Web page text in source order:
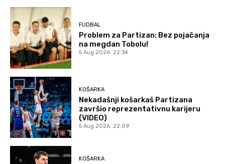
FUDBAL
Problem za Partizan: Bez pojačanja
na megdan Tobolu!
5 Aug 2026. 22:34
KOŠARKA
Nekadašnji košarkaš Partizana
završio reprezentativnu karijeru
(VIDEO)
5 Aug 2026. 22:09
KOŠARKA